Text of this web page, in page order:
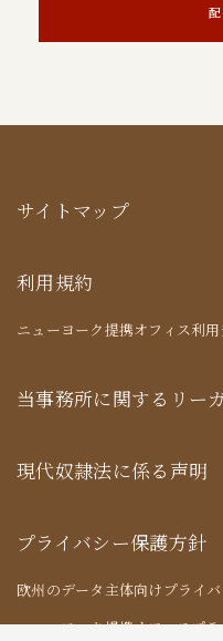
サイトマップ
利用規約
ニューヨーク提携オフィス利
当事務所に関するリー
現代奴隷法に係る声明
プライバシー保護方針
欧州のデータ主体向けプライ
ニューヨーク提携オフィスプ